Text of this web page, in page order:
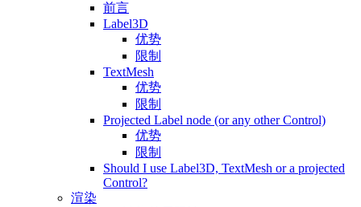
前言
Label3D
优势
限制
TextMesh
优势
限制
Projected Label node (or any other Control)
优势
限制
Should I use Label3D, TextMesh or a projected
Control?
渲染